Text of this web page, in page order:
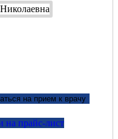
на прием к врачу
на прайс-лист